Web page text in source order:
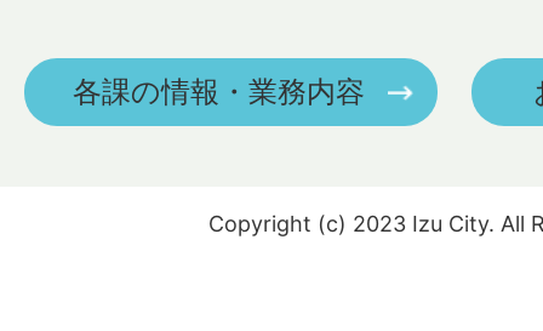
各課の情報・業務内容
Copyright (c) 2023 Izu City. All